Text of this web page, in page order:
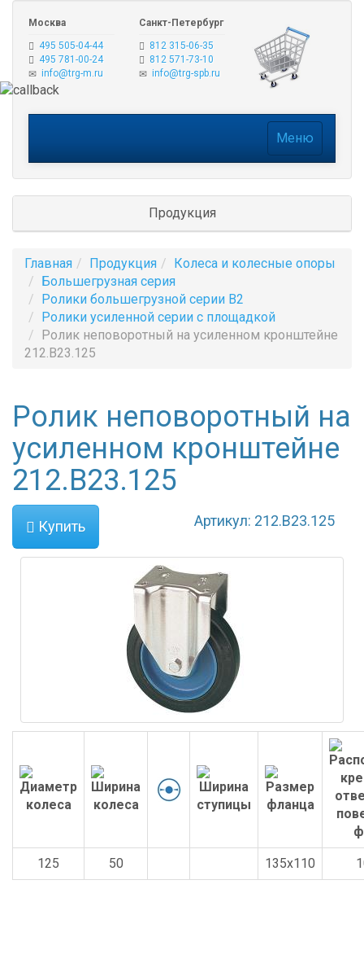
Москва
495 505-04-44
495 781-00-24
info@trg-m.ru
Санкт-Петербург
812 315-06-35
812 571-73-10
info@trg-spb.ru
Меню
Продукция
Главная Продукция
Колеса и колесные опоры
Большегрузная серия
Ролики большегрузной серии B2
Ролики усиленной серии с площадкой
Ролик неповоротный на усиленном кронштейне
212.B23.125
Ролик неповоротный на
усиленном кронштейне
212.B23.125
Купить Артикул: 212.B23.125
125 50 135x110